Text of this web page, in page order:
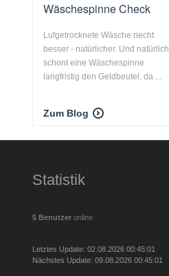
Wäschespinne Check
Lufgetrocknete Wäsche riecht
besser - natürlicher. Und natürlich
schont eine Wäschespinne
langfristig den Geldbeutel, da ...
Zum Blog
Statistik
5 Benutzer online
Letztes Update: 02.08.2026 00:45:01
Nächstes Update: 09.08.2026 00:45:01